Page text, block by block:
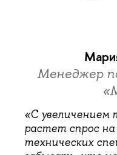
Менеджер
«С увеличением
растет спрос
технических